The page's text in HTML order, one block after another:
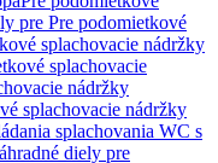
pre Pre podomietkové
splachovacie nádržky
splachovacie
nádržky
splachovacie nádržky
splachovania WC s
diely pre